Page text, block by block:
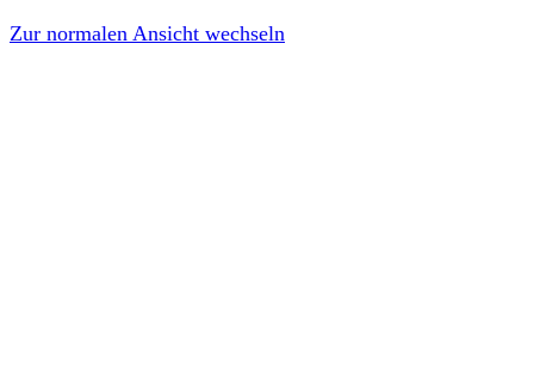
Zur normalen Ansicht wechseln